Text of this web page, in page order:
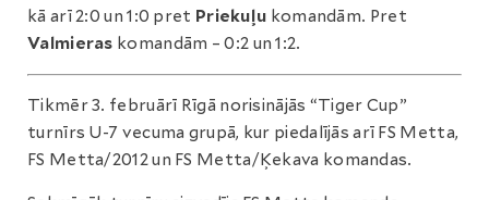
kā arī 2:0 un 1:0 pret Priekuļu komandām. Pret
Valmieras komandām – 0:2 un 1:2.
Tikmēr 3. februārī Rīgā norisinājās “Tiger Cup”
turnīrs U-7 vecuma grupā, kur piedalījās arī FS Metta,
FS Metta/2012 un FS Metta/Ķekava komandas.